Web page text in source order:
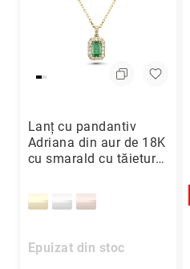
Lanț cu pandantiv
Adriana din aur de 18K
cu smarald cu tăietură
Epuizat din stoc